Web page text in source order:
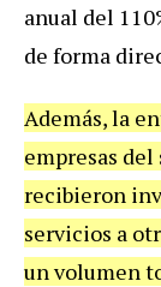
anual del
de forma
Además, la
empresas del
recibieron
servicios a
un volumen